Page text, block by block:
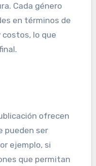
Cada género
en términos de
lo que
ofrecen
pueden ser
ejemplo, si
que permitan